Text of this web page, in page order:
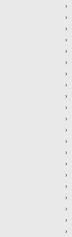
›
›
›
›
›
›
›
›
›
›
›
›
›
›
›
›
›
›
›
›
›